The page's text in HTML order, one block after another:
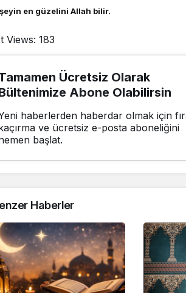
en güzelini Allah bilir.
Views: 183
Ücretsiz Olarak
Abone Olabilirsin
haberlerden haberdar olmak için
ve ücretsiz e-posta aboneliğini
başlat.
Haberler